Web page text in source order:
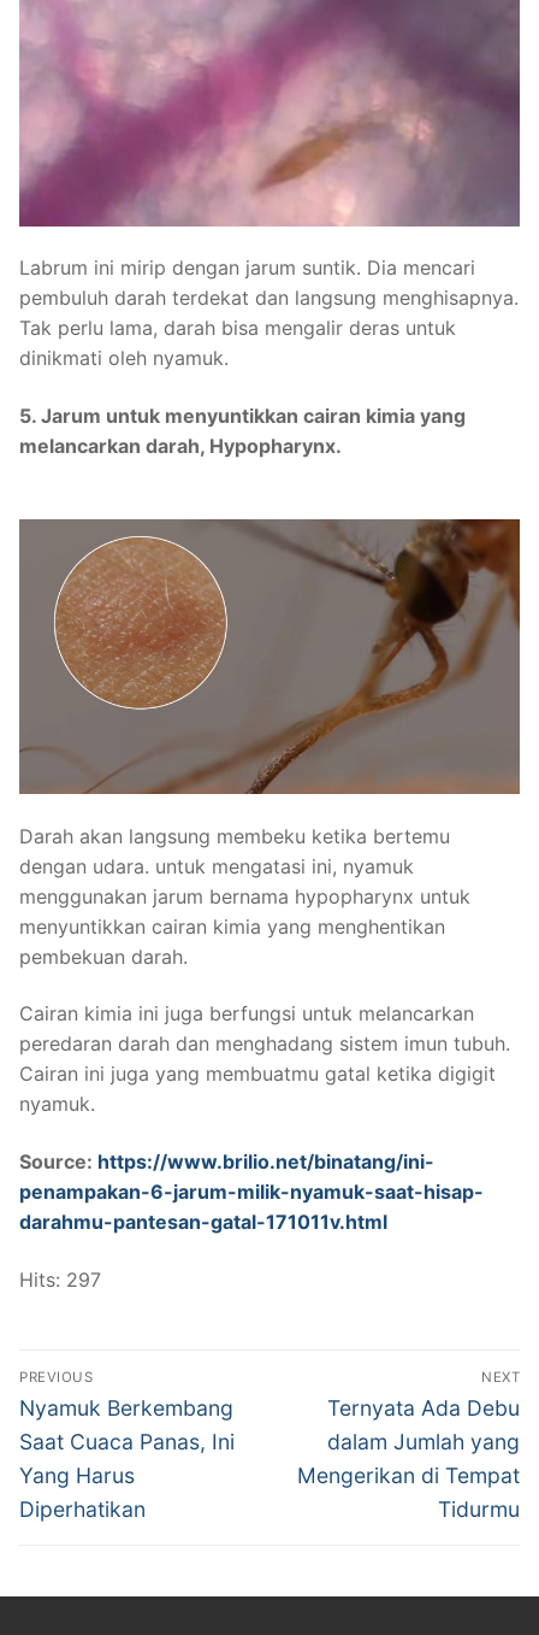
Labrum ini mirip dengan jarum suntik. Dia mencari
pembuluh darah terdekat dan langsung menghisapnya.
Tak perlu lama, darah bisa mengalir deras untuk
dinikmati oleh nyamuk.
5. Jarum untuk menyuntikkan cairan kimia yang
melancarkan darah, Hypopharynx.
Darah akan langsung membeku ketika bertemu
dengan udara. untuk mengatasi ini, nyamuk
menggunakan jarum bernama hypopharynx untuk
menyuntikkan cairan kimia yang menghentikan
pembekuan darah.
Cairan kimia ini juga berfungsi untuk melancarkan
peredaran darah dan menghadang sistem imun tubuh.
Cairan ini juga yang membuatmu gatal ketika digigit
nyamuk.
Source: https://www.brilio.net/binatang/ini-
penampakan-6-jarum-milik-nyamuk-saat-hisap-
darahmu-pantesan-gatal-171011v.html
Hits: 297
Post
navigation
PREVIOUS
Previous
post:
Nyamuk Berkembang
Saat Cuaca Panas, Ini
Yang Harus
Diperhatikan
NEXT
Next
post:
Ternyata Ada Debu
dalam Jumlah yang
Mengerikan di Tempat
Tidurmu